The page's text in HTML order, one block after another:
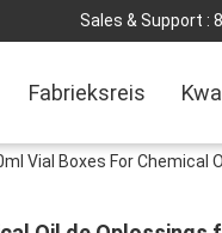
Sales & Support :
Fabrieksreis
Vial Boxes For